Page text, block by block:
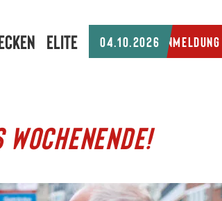
Elite 04.10.2026 Anmeldung